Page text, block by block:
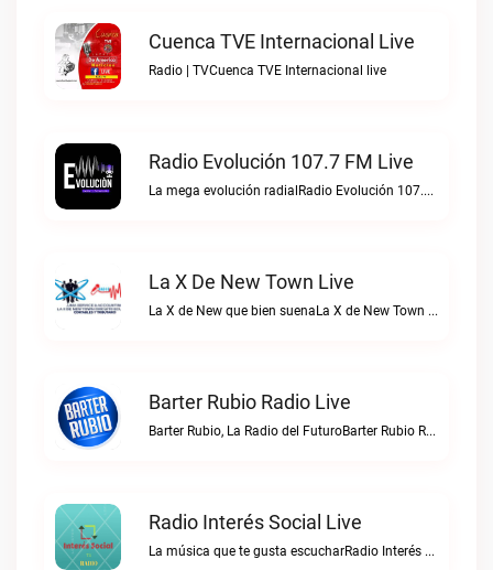
Cuenca TVE Internacional Live
Radio | TVCuenca TVE Internacional live
Radio Evolución 107.7 FM Live
La mega evolución radialRadio Evolución 107.7 FM live
La X De New Town Live
La X de New que bien suenaLa X de New Town live
Barter Rubio Radio Live
Barter Rubio, La Radio del FuturoBarter Rubio Radio live
Radio Interés Social Live
La música que te gusta escucharRadio Interés Social live